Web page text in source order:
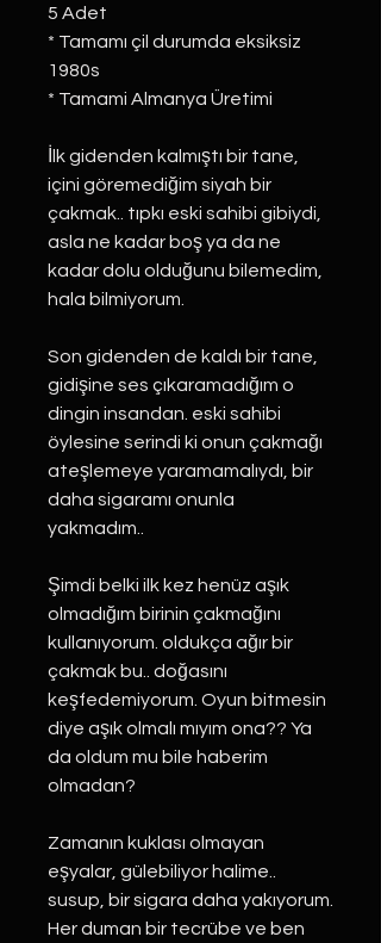
5 Adet
* Tamamı çil durumda eksiksiz
1980s
* Tamami Almanya Üretimi
İlk gidenden kalmıştı bir tane,
içini göremediğim siyah bir
çakmak.. tıpkı eski sahibi gibiydi,
asla ne kadar boş ya da ne
kadar dolu olduğunu bilemedim,
hala bilmiyorum.
Son gidenden de kaldı bir tane,
gidişine ses çıkaramadığım o
dingin insandan. eski sahibi
öylesine serindi ki onun çakmağı
ateşlemeye yaramamalıydı, bir
daha sigaramı onunla
yakmadım..
Şimdi belki ilk kez henüz aşık
olmadığım birinin çakmağını
kullanıyorum. oldukça ağır bir
çakmak bu.. doğasını
keşfedemiyorum. Oyun bitmesin
diye aşık olmalı mıyım ona?? Ya
da oldum mu bile haberim
olmadan?
Zamanın kuklası olmayan
eşyalar, gülebiliyor halime..
susup, bir sigara daha yakıyorum.
Her duman bir tecrübe ve ben